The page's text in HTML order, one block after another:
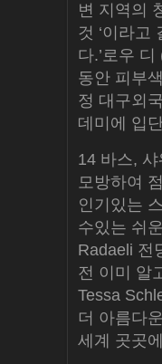
변 지역의
것 ‘이라고
다.’로우
동안 피부
정 대구외
데미에 입
14 바스,
모방하여
인기있는
수있는 쉬
Radaeli 전
전 이미 알
Tessa
더 아름다
세계 곳곳